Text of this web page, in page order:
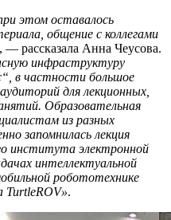
этом оставалось
общение с коллегами
, — рассказала Анна Чеусова.
инфраструктуру
в частности большое
для лекционных,
Образовательная
из разных
запомнилась лекция
института электронной
интеллектуальной
робототехнике
TurtleROV».